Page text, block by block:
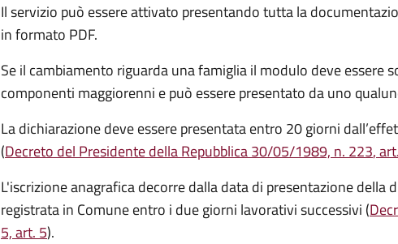
Il servizio può essere attivato presentando tutta la
in formato PDF.
Se il cambiamento riguarda una famiglia il modulo deve essere
componenti maggiorenni e può essere presentato da uno
La dichiarazione deve essere presentata entro 20 giorni
(Decreto del Presidente della Repubblica 30/05/1989, n. 223,
L'iscrizione anagrafica decorre dalla data di presentazione della
registrata in Comune entro i due giorni lavorativisuccessivi (
5, art. 5).